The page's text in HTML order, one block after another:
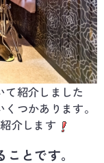
紹介しました
つかあります。
介します
とです。